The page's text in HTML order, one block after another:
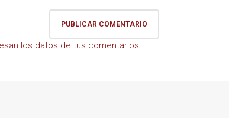
los datos de tus comentarios.